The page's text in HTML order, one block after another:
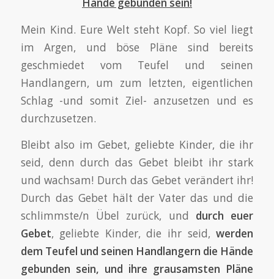
Mein Kind. Eure Welt steht Kopf. So viel liegt
im Argen, und böse Pläne sind bereits
geschmiedet vom Teufel und seinen
Handlangern, um zum letzten, eigentlichen
Schlag -und somit Ziel- anzusetzen und es
durchzusetzen.
Bleibt also im Gebet, geliebte Kinder, die ihr
seid, denn durch das Gebet bleibt ihr stark
und wachsam! Durch das Gebet verändert ihr!
Durch das Gebet hält der Vater das und die
schlimmste/n Übel zurück, und durch euer
Gebet, geliebte Kinder, die ihr seid,werden
dem Teufel und seinen Handlangern die Hände
gebunden sein, und ihre grausamsten Pläne